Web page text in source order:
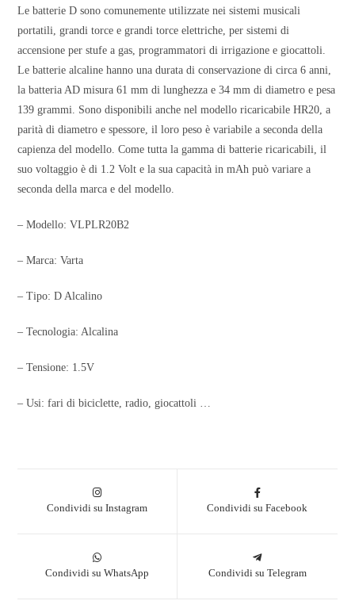
Le batterie D sono comunemente utilizzate nei sistemi musicali
portatili, grandi torce e grandi torce elettriche, per sistemi di
accensione per stufe a gas, programmatori di irrigazione e giocattoli.
Le batterie alcaline hanno una durata di conservazione di circa 6 anni,
la batteria AD misura 61 mm di lunghezza e 34 mm di diametro e pesa
139 grammi. Sono disponibili anche nel modello ricaricabile HR20, a
parità di diametro e spessore, il loro peso è variabile a seconda della
capienza del modello. Come tutta la gamma di batterie ricaricabili, il
suo voltaggio è di 1.2 Volt e la sua capacità in mAh può variare a
seconda della marca e del modello.
– Modello: VLPLR20B2
– Marca: Varta
– Tipo: D Alcalino
– Tecnologia: Alcalina
– Tensione: 1.5V
– Usi: fari di biciclette, radio, giocattoli …
Condividi su Instagram Condividi su Facebook
Condividi su WhatsApp Condividi su Telegram